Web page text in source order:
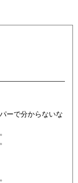
ーで分からないな